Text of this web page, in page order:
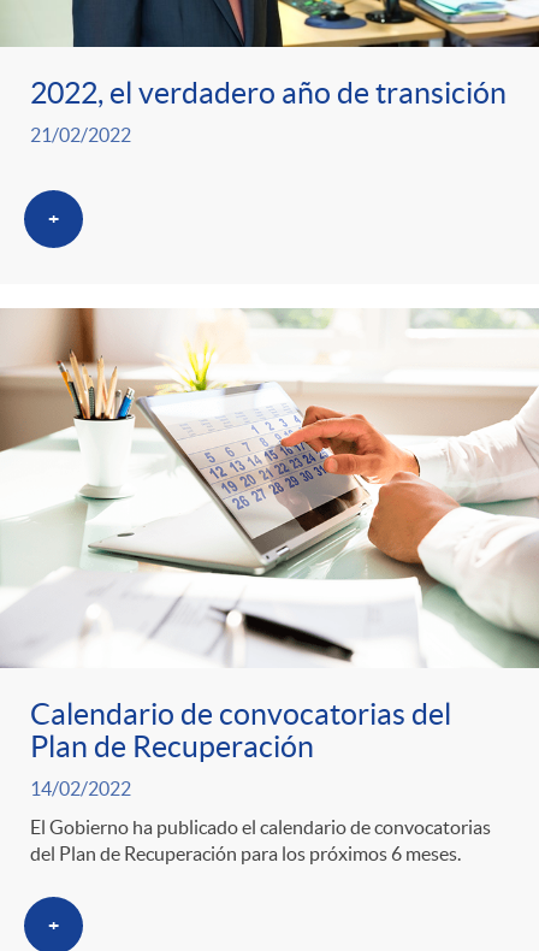
2022, el verdadero año de transición
21/02/2022
+
Calendario de convocatorias del
Plan de Recuperación
14/02/2022
El Gobierno ha publicado el calendario de convocatorias
del Plan de Recuperación para los próximos 6 meses.
+